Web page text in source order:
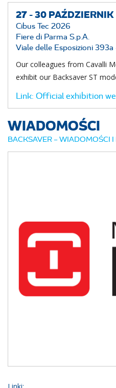
27 -30 PAŹDZIERNIK
Cibus Tec 2026
Fiere di Parma S.p.A.
Viale delle Esposizioni
Our colleagues from Cavalli
exhibit our Backsaver ST
Link: Official exhibition
WIADOMOŚCI
BACKSAVER – WIADOMOŚCI